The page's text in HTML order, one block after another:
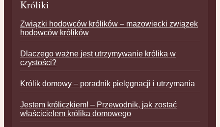
Króliki
Związki hodowców królików – mazowiecki związek
hodowców królików
Dlaczego ważne jest utrzymywanie królika w
czystości?
Królik domowy – poradnik pielęgnacji i utrzymania
Jestem króliczkiem! – Przewodnik, jak zostać
właścicielem królika domowego